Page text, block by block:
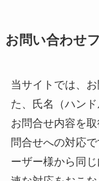
お問い合わせ
当サイトでは、
た、氏名（ハン
お問合せ内容を
問合せへの対応
ーザー様から同